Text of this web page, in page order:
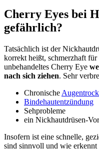
Cherry Eyes bei
gefährlich?
Tatsächlich ist der
korrekt heißt, schmerzhaft
unbehandeltes Cherry Eye
nach sich ziehen. Sehr
Chronische
Bindehautentzündung
Sehprobleme
ein Nickhautdrüsen-
Insofern ist eine schnelle,
sind sinnvoll und wie